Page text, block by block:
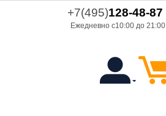
+7(495)128-48-87
Ежедневно с10:00 до 21:00